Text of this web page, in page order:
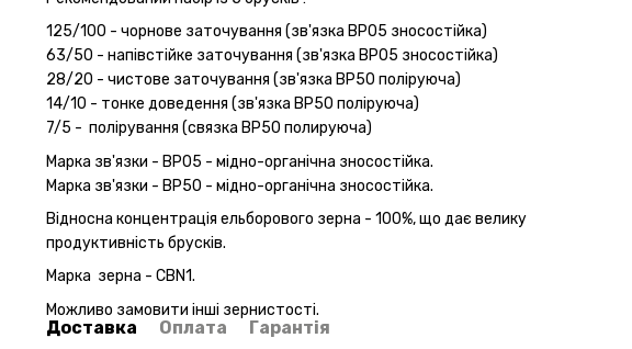
125/100 - чорнове заточування (зв'язка ВР05 зносостійка)
63/50 - напівстійке заточування (зв'язка ВР05 зносостійка)
28/20 - чистове заточування (зв'язка ВР50 поліруюча)
14/10 - тонке доведення (зв'язка ВР50 поліруюча)
7/5 - полірування (связка ВР50 полируюча)
Марка зв'язки - ВР05 - мідно-органічна зносостійка.
Марка зв'язки - ВР50 - мідно-органічна зносостійка.
Відносна концентрація ельборового зерна - 100%, що дає велику
продуктивність брусків.
Марка зерна - СBN1.
Можливо замовити інші зернистості.
Доставка Оплата Гарантія